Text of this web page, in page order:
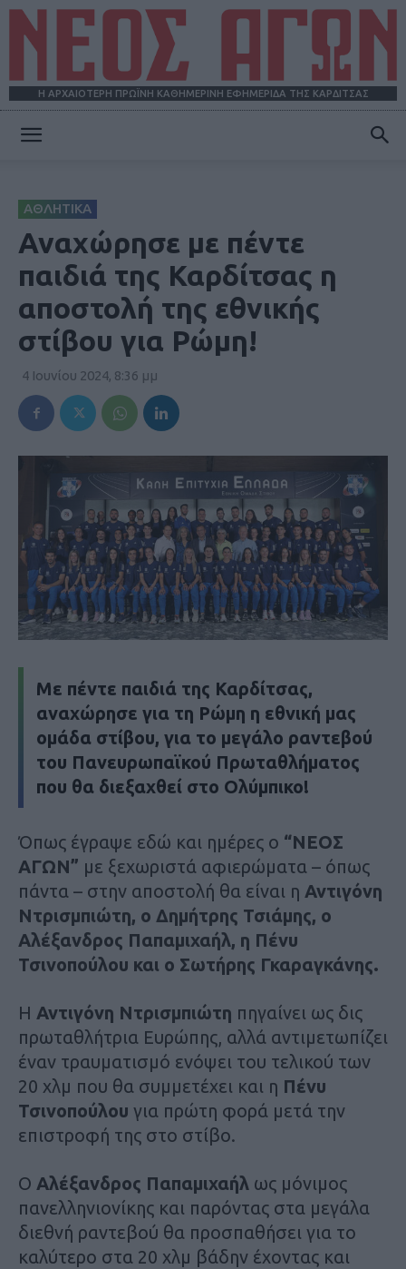
Η ΑΡΧΑΙΟΤΕΡΗ ΠΡΩΪΝΗ ΚΑΘΗΜΕΡΙΝΗ ΕΦΗΜΕΡΙΔΑ ΤΗΣ ΚΑΡΔΙΤΣΑΣ
ΑΘΛΗΤΙΚΑ
Αναχώρησε με πέντε
παιδιά της Καρδίτσας η
αποστολή της εθνικής
στίβου για Ρώμη!
4 Ιουνίου 2024, 8:36 μμ
Με πέντε παιδιά της Καρδίτσας,
αναχώρησε για τη Ρώμη η εθνική μας
ομάδα στίβου, για το μεγάλο ραντεβού
του Πανευρωπαϊκού Πρωταθλήματος
που θα διεξαχθεί στο Ολύμπικο!
Όπως έγραψε εδώ και ημέρες ο “ΝΕΟΣ
ΑΓΩΝ” με ξεχωριστά αφιερώματα – όπως
πάντα – στην αποστολή θα είναι η Αντιγόνη
Ντρισμπιώτη, ο Δημήτρης Τσιάμης, ο
Αλέξανδρος Παπαμιχαήλ, η Πένυ
Τσινοπούλου και ο Σωτήρης Γκαραγκάνης.
Η Αντιγόνη Ντρισμπιώτη πηγαίνει ως δις
πρωταθλήτρια Ευρώπης, αλλά αντιμετωπίζει
έναν τραυματισμό ενόψει του τελικού των
20 χλμ που θα συμμετέχει και η Πένυ
Τσινοπούλου για πρώτη φορά μετά την
επιστροφή της στο στίβο.
Ο Αλέξανδρος Παπαμιχαήλ ως μόνιμος
πανελληνιονίκης και παρόντας στα μεγάλα
διεθνή ραντεβού θα προσπαθήσει για το
καλύτερο στα 20 χλμ βάδην έχοντας και